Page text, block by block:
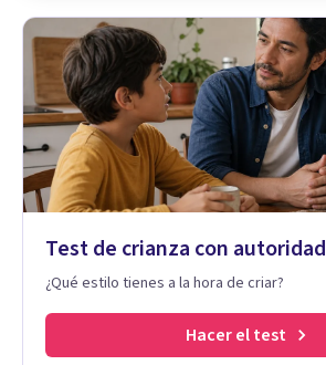
Test de crianza con autoridad
¿Qué estilo tienes a la hora de criar?
Hacer el test